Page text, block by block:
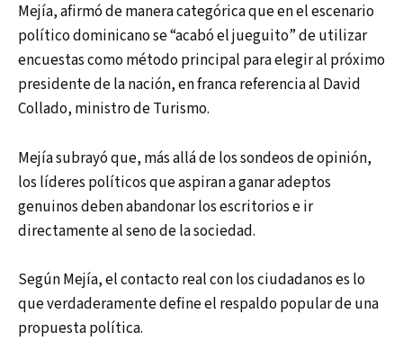
Mejía, afirmó de manera categórica que en el escenario
político dominicano se “acabó el jueguito” de utilizar
encuestas como método principal para elegir al próximo
presidente de la nación, en franca referencia al David
Collado, ministro de Turismo.
Mejía subrayó que, más allá de los sondeos de opinión,
los líderes políticos que aspiran a ganar adeptos
genuinos deben abandonar los escritorios e ir
directamente al seno de la sociedad.
Según Mejía, el contacto real con los ciudadanos es lo
que verdaderamente define el respaldo popular de una
propuesta política.